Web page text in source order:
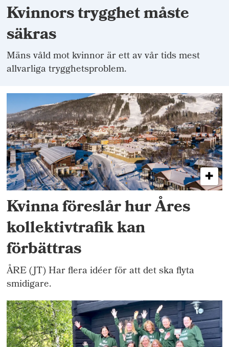
Kvinnors trygghet måste
säkras
Mäns våld mot kvinnor är ett av vår tids mest
allvarliga trygghetsproblem.
Kvinna föreslår hur Åres
kollektivtrafik kan
förbättras
ÅRE (JT) Har flera idéer för att det ska flyta
smidigare.